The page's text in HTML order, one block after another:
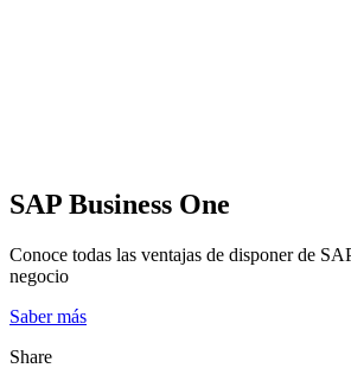
SAP Business One
Conoce todas las ventajas de disponer de
negocio
Saber más
Share